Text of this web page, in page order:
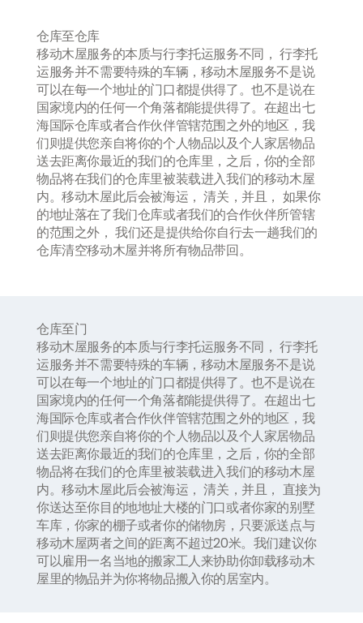
仓库至仓库
移动木屋服务的本质与行李托运服务不同， 行李托
运服务并不需要特殊的车辆，移动木屋服务不是说
可以在每一个地址的门口都提供得了。也不是说在
国家境内的任何一个角落都能提供得了。在超出七
海国际仓库或者合作伙伴管辖范围之外的地区，我
们则提供您亲自将你的个人物品以及个人家居物品
送去距离你最近的我们的仓库里，之后，你的全部
物品将在我们的仓库里被装载进入我们的移动木屋
内。移动木屋此后会被海运， 清关，并且， 如果你
的地址落在了我们仓库或者我们的合作伙伴所管辖
的范围之外， 我们还是提供给你自行去一趟我们的
仓库清空移动木屋并将所有物品带回。
仓库至门
移动木屋服务的本质与行李托运服务不同， 行李托
运服务并不需要特殊的车辆，移动木屋服务不是说
可以在每一个地址的门口都提供得了。也不是说在
国家境内的任何一个角落都能提供得了。在超出七
海国际仓库或者合作伙伴管辖范围之外的地区，我
们则提供您亲自将你的个人物品以及个人家居物品
送去距离你最近的我们的仓库里，之后，你的全部
物品将在我们的仓库里被装载进入我们的移动木屋
内。移动木屋此后会被海运， 清关，并且， 直接为
你送达至你目的地地址大楼的门口或者你家的别墅
车库，你家的棚子或者你的储物房，只要派送点与
移动木屋两者之间的距离不超过20米。我们建议你
可以雇用一名当地的搬家工人来协助你卸载移动木
屋里的物品并为你将物品搬入你的居室内。